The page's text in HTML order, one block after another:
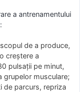
a antrenamentului
de a produce,
creştere a
pulsaţii pe minut,
grupelor musculare;
de parcurs, repriza